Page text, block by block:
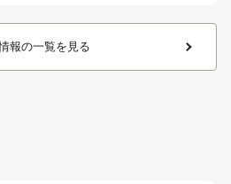
報の一覧を見る